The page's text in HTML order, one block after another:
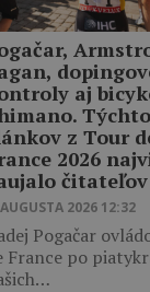
aj
z Tour
2026
2026 12:32
Pogačar
France po